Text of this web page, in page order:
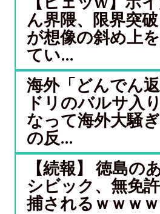
ん界隈、限界突
が想像の斜め上
てい...
海外「どんでん
ドリのバルサ入
なって海外大騒
の反...
【続報】 徳島の
シビック、無免
捕されるｗｗｗｗ